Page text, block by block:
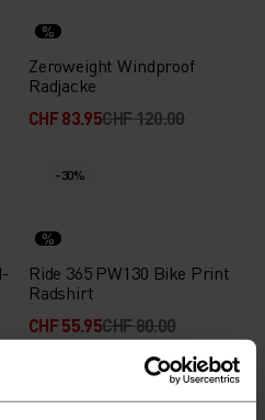
%
Zeroweight Windproof
Radjacke
CHF 83.95CHF 120.00
-30%
%
Ride 365 PW130 Bike Print
Radshirt
CHF 55.95CHF 80.00